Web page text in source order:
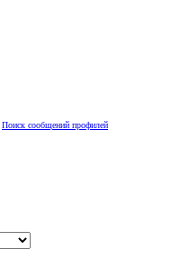
Поиск сообщений профилей